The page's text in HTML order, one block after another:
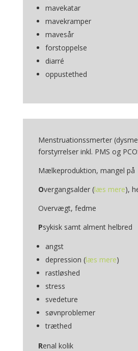
mavekatar
mavekramper
mavesår
forstoppelse
diarré
oppustethed
Menstruationssmerter
forstyrrelser inkl. PMS og
Mælkeproduktion, mangel på
Overgangsalder (læs mere),
Overvægt, fedme
Psykisk samt alment helbred
angst
depression (læs mere)
rastløshed
stress
svedeture
søvnproblemer
træthed
Renal kolik